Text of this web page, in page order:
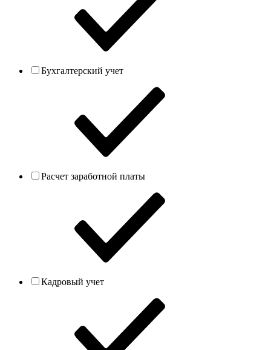
Бухгалтерский учет
Расчет заработной платы
Кадровый учет